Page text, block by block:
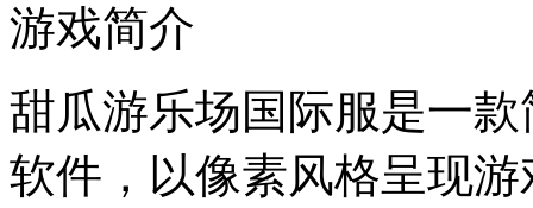
游戏简介
甜瓜游乐场国际服是一
软件，以像素风格呈现